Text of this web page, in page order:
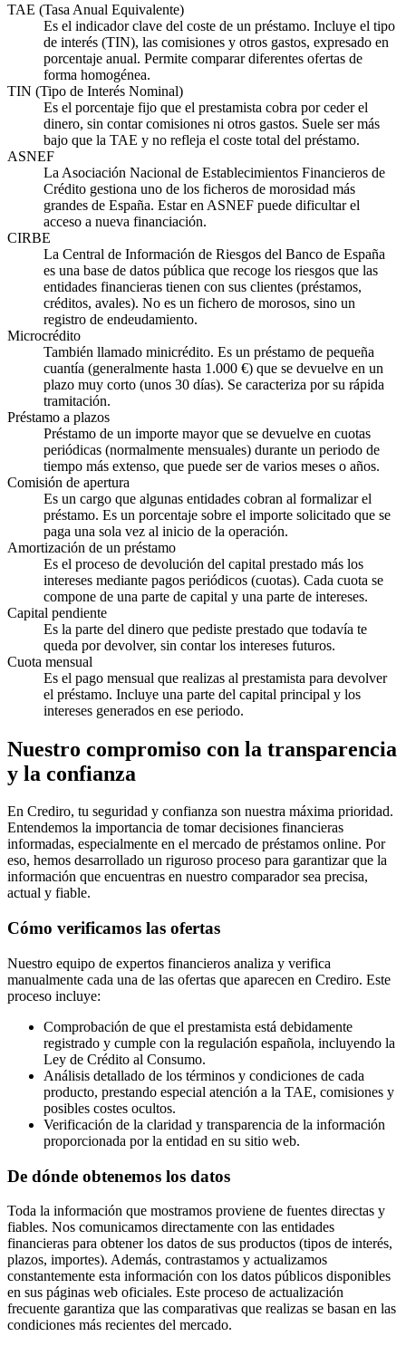
TAE (Tasa Anual Equivalente)
Es el indicador clave del coste de un préstamo. Incluye el tipo
de interés (TIN), las comisiones y otros gastos, expresado en
porcentaje anual. Permite comparar diferentes ofertas de
forma homogénea.
TIN (Tipo de Interés Nominal)
Es el porcentaje fijo que el prestamista cobra por ceder el
dinero, sin contar comisiones ni otros gastos. Suele ser más
bajo que la TAE y no refleja el coste total del préstamo.
ASNEF
La Asociación Nacional de Establecimientos Financieros de
Crédito gestiona uno de los ficheros de morosidad más
grandes de España. Estar en ASNEF puede dificultar el
acceso a nueva financiación.
CIRBE
La Central de Información de Riesgos del Banco de España
es una base de datos pública que recoge los riesgos que las
entidades financieras tienen con sus clientes (préstamos,
créditos, avales). No es un fichero de morosos, sino un
registro de endeudamiento.
Microcrédito
También llamado minicrédito. Es un préstamo de pequeña
cuantía (generalmente hasta 1.000 €) que se devuelve en un
plazo muy corto (unos 30 días). Se caracteriza por su rápida
tramitación.
Préstamo a plazos
Préstamo de un importe mayor que se devuelve en cuotas
periódicas (normalmente mensuales) durante un periodo de
tiempo más extenso, que puede ser de varios meses o años.
Comisión de apertura
Es un cargo que algunas entidades cobran al formalizar el
préstamo. Es un porcentaje sobre el importe solicitado que se
paga una sola vez al inicio de la operación.
Amortización de un préstamo
Es el proceso de devolución del capital prestado más los
intereses mediante pagos periódicos (cuotas). Cada cuota se
compone de una parte de capital y una parte de intereses.
Capital pendiente
Es la parte del dinero que pediste prestado que todavía te
queda por devolver, sin contar los intereses futuros.
Cuota mensual
Es el pago mensual que realizas al prestamista para devolver
el préstamo. Incluye una parte del capital principal y los
intereses generados en ese periodo.
Nuestro compromiso con la transparencia
y la confianza
En Crediro, tu seguridad y confianza son nuestra máxima prioridad.
Entendemos la importancia de tomar decisiones financieras
informadas, especialmente en el mercado de préstamos online. Por
eso, hemos desarrollado un riguroso proceso para garantizar que la
información que encuentras en nuestro comparador sea precisa,
actual y fiable.
Cómo verificamos las ofertas
Nuestro equipo de expertos financieros analiza y verifica
manualmente cada una de las ofertas que aparecen en Crediro. Este
proceso incluye:
Comprobación de que el prestamista está debidamente
registrado y cumple con la regulación española, incluyendo la
Ley de Crédito al Consumo.
Análisis detallado de los términos y condiciones de cada
producto, prestando especial atención a la TAE, comisiones y
posibles costes ocultos.
Verificación de la claridad y transparencia de la información
proporcionada por la entidad en su sitio web.
De dónde obtenemos los datos
Toda la información que mostramos proviene de fuentes directas y
fiables. Nos comunicamos directamente con las entidades
financieras para obtener los datos de sus productos (tipos de interés,
plazos, importes). Además, contrastamos y actualizamos
constantemente esta información con los datos públicos disponibles
en sus páginas web oficiales. Este proceso de actualización
frecuente garantiza que las comparativas que realizas se basan en las
condiciones más recientes del mercado.